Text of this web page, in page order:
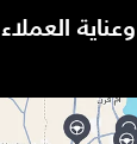
العملاء